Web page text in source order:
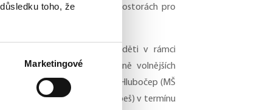
toho, že
Marketingové
nebo nebytových prostorách pro
na horním sídlišti jsou děti v rámci
umisťovány do kapacitně volnějších
například v historické části Hlubočep (MŠ
školy ve Slivenci (MŠ Habeš) v termínu